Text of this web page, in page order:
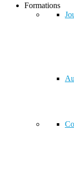
Formations